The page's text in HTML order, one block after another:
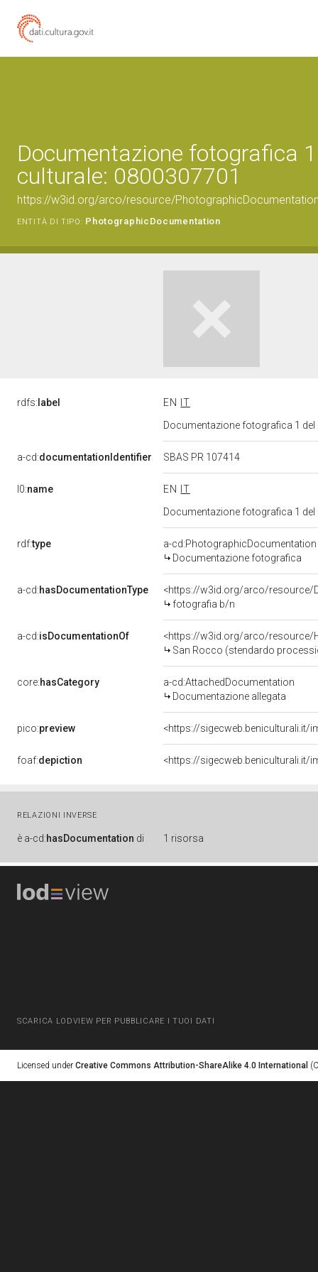
Documentazione fotografica
culturale: 0800307701
https://w3id.org/arco/resource/
ENTITÀ DI TIPO: PhotographicDocumentation
rdfs: label EN
IT
Documentazione fotografica 1
a-cd:documentationIdentifier SBAS PR 107414
l0:name EN
IT
Documentazione fotografica 1
rdf:type
a-cd:PhotographicDocumentation
Documentazione fotografica
a-cd:hasDocumentationType
<https://w3id.org/arco/resource/
fotografia b/n
a-cd:isDocumentationOf
<https://w3id.org/arco/resource/
San Rocco (stendardo
core:hasCategory
a-cd:AttachedDocumentation
Documentazione allegata
pico:preview <https://sigecweb.beniculturali.it/
foaf:depiction <https://sigecweb.beniculturali.it/
RELAZIONI INVERSE
è a-cd:hasDocumentation di 1 risorsa
SCARICA LODVIEW PER PUBBLICARE I TUOI DATI
Licensed under Creative Commons Attribution-ShareAlike 4.0 International